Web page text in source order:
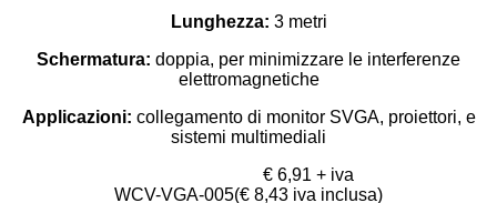
Lunghezza: 3metri
Schermatura: doppia, per minimizzare le interferenze
elettromagnetiche
Applicazioni: collegamento di monitor SVGA, proiettori, e
sistemi multimediali
WCV-VGA-005
€ 6,91 + iva
(€ 8,43 iva inclusa)